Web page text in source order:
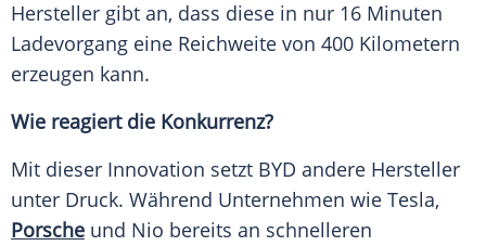
Hersteller gibt an, dass diese in nur 16 Minuten
Ladevorgang eine Reichweite von 400 Kilometern
erzeugen kann.
Wie reagiert die Konkurrenz?
Mit dieser Innovation setzt BYD andere Hersteller
unter Druck. Während Unternehmen wie Tesla,
Porsche und Nio bereits an schnelleren